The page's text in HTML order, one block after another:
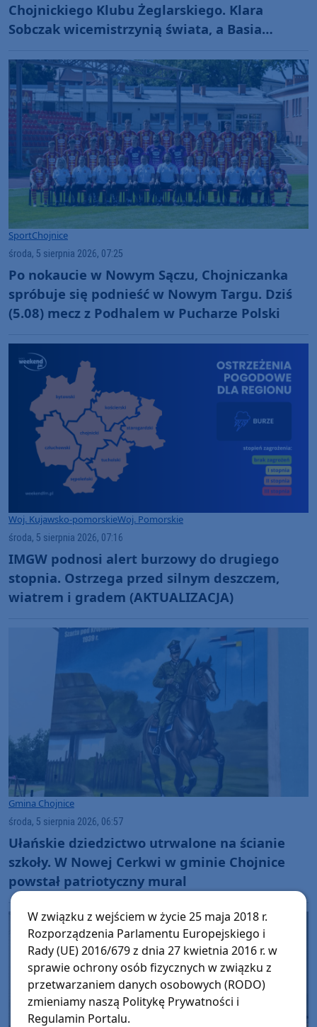
Chojnickiego Klubu Żeglarskiego. Klara
Sobczak wicemistrzynią świata, a Basia
wynik"
SportChojnice
środa, 5 sierpnia 2026, 07:25
Po nokaucie w Nowym Sączu, Chojniczanka
spróbuje się podnieść w Nowym Targu. Dziś
(5.08) mecz z Podhalem w Pucharze Polski
Woj. Kujawsko-pomorskieWoj. Pomorskie
środa, 5 sierpnia 2026, 07:16
IMGW podnosi alert burzowy do drugiego
stopnia. Ostrzega przed silnym deszczem,
wiatrem i gradem (AKTUALIZACJA)
Gmina Chojnice
środa, 5 sierpnia 2026, 06:57
Ułańskie dziedzictwo utrwalone na ścianie
szkoły. W Nowej Cerkwi w gminie Chojnice
powstał patriotyczny mural
W związku z wejściem w życie 25 maja 2018 r.
Rozporządzenia Parlamentu Europejskiego i
Rady (UE) 2016/679 z dnia 27 kwietnia 2016 r. w
sprawie ochrony osób fizycznych w związku z
przetwarzaniem danych osobowych (RODO)
zmieniamy naszą Politykę Prywatności i
Regulamin Portalu.